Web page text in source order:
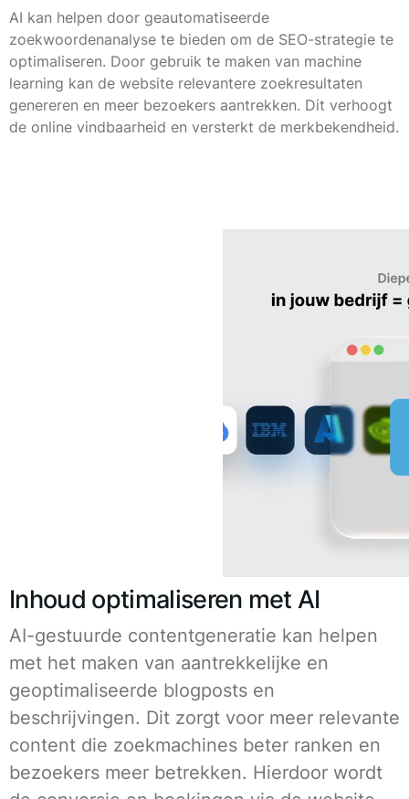
AI kan helpen door geautomatiseerde
zoekwoordenanalyse te bieden om de SEO-strategie te
optimaliseren. Door gebruik te maken van machine
learning kan de website relevantere zoekresultaten
genereren en meer bezoekers aantrekken. Dit verhoogt
de online vindbaarheid en versterkt de merkbekendheid.
Inhoud optimaliseren met AI
AI-gestuurde contentgeneratie kan helpen
met het maken van aantrekkelijke en
geoptimaliseerde blogposts en
beschrijvingen. Dit zorgt voor meer relevante
content die zoekmachines beter ranken en
bezoekers meer betrekken. Hierdoor wordt